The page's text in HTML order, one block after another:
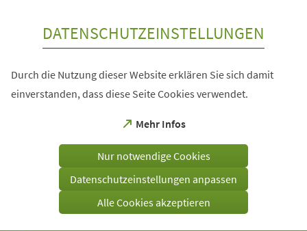
DATENSCHUTZEINSTELLUNGEN
Durch die Nutzung dieser Website erklären Sie sich damit
einverstanden, dass diese Seite Cookies verwendet.
Mehr Infos
(Öffnet
einem
Tab)
Nur notwendige Cookies
Datenschutzeinstellungen anpassen
Alle Cookies akzeptieren